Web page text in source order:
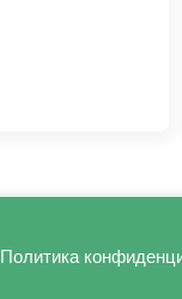
Политика